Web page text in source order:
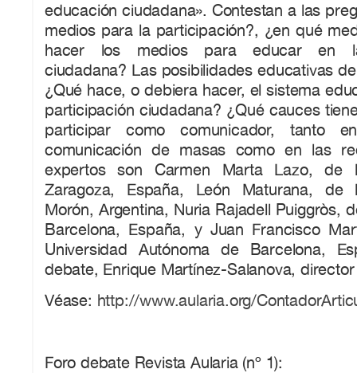
educación ciudadana». Contestan a las
medios para la participación?, ¿en qué
hacer los medios para educar en la
ciudadana? Las posibilidades educativas
¿Qué hace, o debiera hacer, el sistema
participación ciudadana? ¿Qué cauces
participar como comunicador, tanto
comunicación de masas como en las
expertos son Carmen Marta Lazo, de
Zaragoza, España, León Maturana, de
Morón, Argentina, Nuria Rajadell Puiggròs,
Barcelona, España, y Juan Francisco
Universidad Autónoma de Barcelona,
debate, Enrique Martínez-Salanova,
Véase: http://www.aularia.org/
Foro debate Revista Aularia (nº 1):